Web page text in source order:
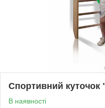
Спортивний куточок
В наявності